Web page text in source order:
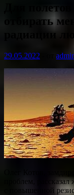
Для
отбирать
радиации
29.05.2022
Олег Котов,
проблем,
с повышенной